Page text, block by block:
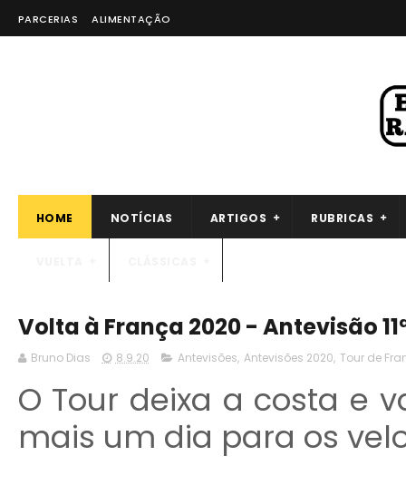
PARCERIAS ALIMENTAÇÃO
HOME NOTÍCIAS ARTIGOS RUBRICAS
Volta à França 2020 - Antevisão
Bruno Dias 8.9.20 Antevisões, Antevisões 2020, Tour de
O Tour deixa a costa e
mais um dia para os